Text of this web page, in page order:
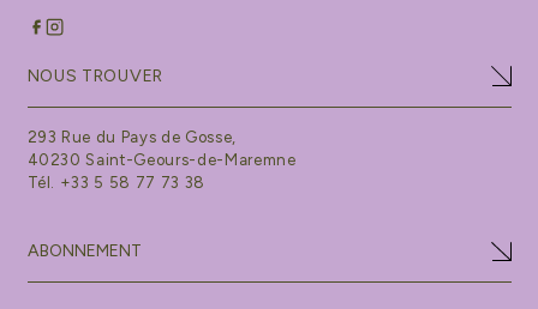
NOUS TROUVER
293 Rue du Pays de Gosse,
40230 Saint-Geours-de-Maremne
Tél. +33 5 58 77 73 38
ABONNEMENT